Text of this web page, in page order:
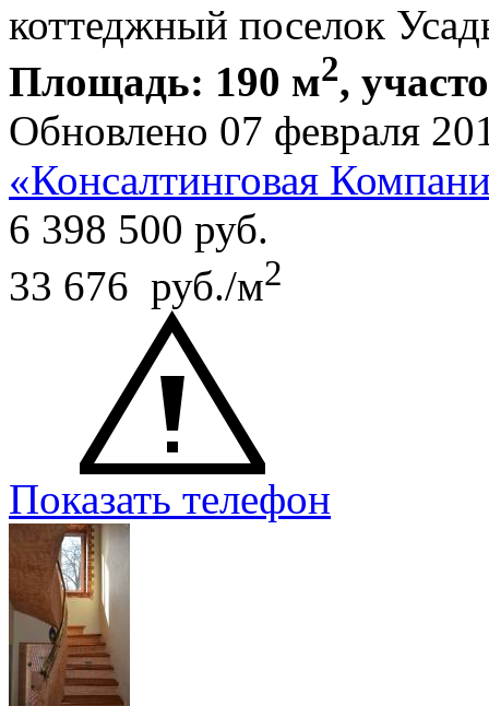
коттеджный поселок
Площадь: 190 м2,
Обновлено 07 февраля
«Консалтинговая
6 398 500 руб.
33 676 руб./м2
Показать телефон